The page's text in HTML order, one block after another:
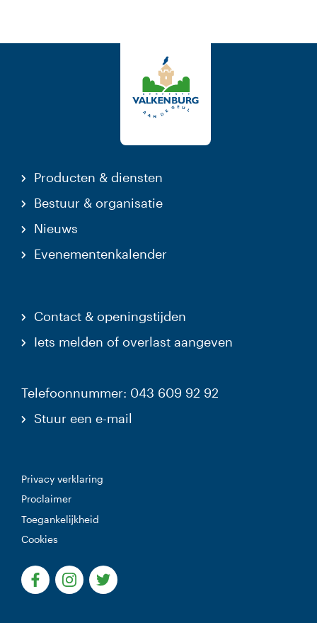
Producten & diensten
Bestuur & organisatie
Nieuws
Evenementenkalender
Contact & openingstijden
Iets melden of overlast aangeven
Telefoonnummer: 043 609 92 92
Stuur een e-mail
Privacy verklaring
Proclaimer
Toegankelijkheid
Cookies
(Deze link gaat naar een externe website)
(Deze link gaat naar een externe website)
(Deze link gaat naar een externe